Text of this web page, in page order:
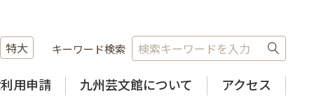
特大
用申請 九州芸文館について アクセス
キーワード検索